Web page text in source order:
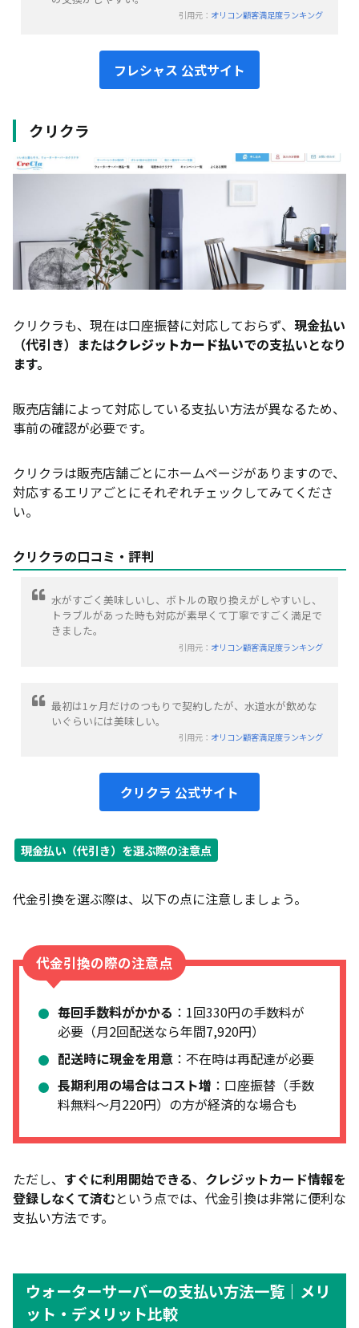
引用元： オリコン顧客満足度ランキング
フレシャス 公式サイト
クリクラ
クリクラも、現在は口座振替に対応しておらず、 現金払い
（代引き）またはクレジットカード払いでの支払いとなり
ます。
販売店舗によって対応している支払い方法が異なるため、
事前の確認が必要です。
クリクラは販売店舗ごとにホームページがありますので、
対応するエリアごとにそれぞれチェックしてみてくださ
い。
クリクラの口コミ・評判
水がすごく美味しいし、ボトルの取り換えがしやすいし、
トラブルがあった時も対応が素早くて丁寧ですごく満足で
きました。
引用元： オリコン顧客満足度ランキング
最初は1ヶ月だけのつもりで契約したが、水道水が飲めな
いぐらいには美味しい。
引用元： オリコン顧客満足度ランキング
クリクラ 公式サイト
現金払い（代引き）を選ぶ際の注意点
代金引換を選ぶ際は、以下の点に注意しましょう。
代金引換の際の注意点
毎回手数料がかかる ：1回330円の手数料が
必要（月2回配送なら年間7,920円）
配送時に現金を用意 ：不在時は再配達が必要
長期利用の場合はコスト増 ：口座振替（手数
料無料〜月220円）の方が経済的な場合も
ただし、 すぐに利用開始できる、 クレジットカード情報を
登録しなくて済むという点では、代金引換は非常に便利な
支払い方法です。
ウォーターサーバーの支払い方法一覧｜メリ
ット・デメリット比較